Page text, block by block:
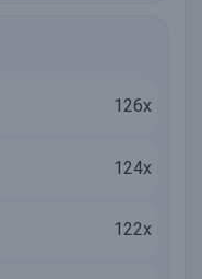
126x
124x
122x